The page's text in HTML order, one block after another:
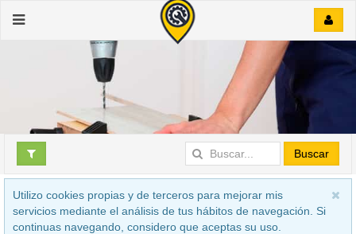
Buscar
Utilizo cookies propias y de terceros para mejorar mis
servicios mediante el análisis de tus hábitos de navegación. Si
continuas navegando, considero que aceptas su uso.